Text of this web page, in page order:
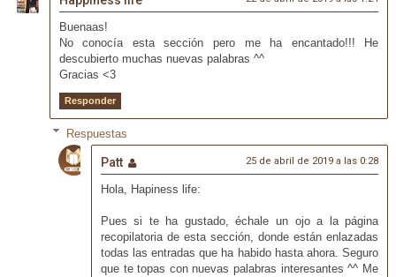
Buenaas!
No conocía esta sección pero me ha encantado!!! He
descubierto muchas nuevas palabras ^^
Gracias <3
Responder
Respuestas
Patt 25 de abril de 2019 a las 0:28
Hola, Hapiness life:
Pues si te ha gustado, échale un ojo a la página
recopilatoria de esta sección, donde están enlazadas
todas las entradas que ha habido hasta ahora. Seguro
que te topas con nuevas palabras interesantes ^^ Me